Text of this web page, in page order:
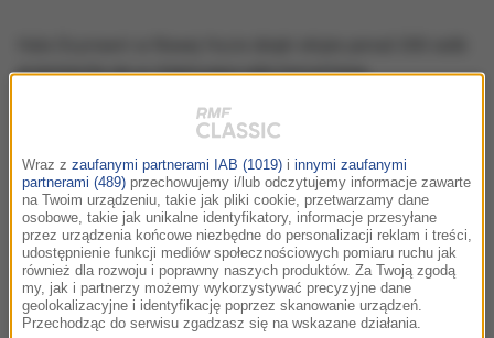
przemieniła się w imponującą salę koncertową.
Jan A.P. Kaczmarek przywiózł do Krakowa muzykę do
serialowej „Anny Kareniny”.
posłuchaj
Wraz z zaufanymi partnerami IAB (1019) i innymi zaufanymi
partnerami (489) przechowujemy i/lub odczytujemy informacje zawarte
na Twoim urządzeniu, takie jak pliki cookie, przetwarzamy dane
osobowe, takie jak unikalne identyfikatory, informacje przesyłane
przez urządzenia końcowe niezbędne do personalizacji reklam i treści,
udostępnienie funkcji mediów społecznościowych pomiaru ruchu jak
również dla rozwoju i poprawny naszych produktów. Za Twoją zgodą
my, jak i partnerzy możemy wykorzystywać precyzyjne dane
geolokalizacyjne i identyfikację poprzez skanowanie urządzeń.
Przechodząc do serwisu zgadzasz się na wskazane działania.